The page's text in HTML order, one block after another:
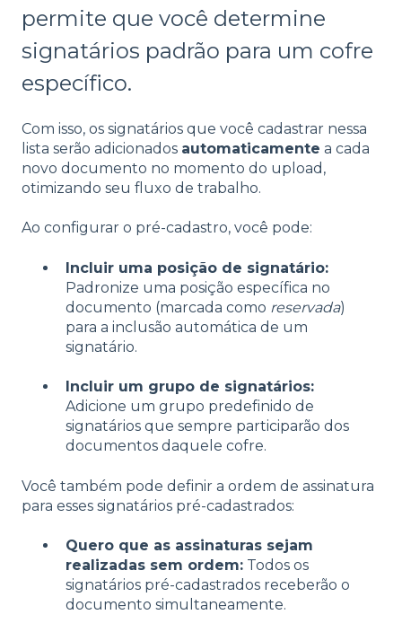
permite que você determine
signatários padrão para um cofre
específico.
Com isso, os signatários que você cadastrar nessa
lista serão adicionados automaticamente a cada
novo documento no momento do upload,
otimizando seu fluxo de trabalho.
Ao configurar o pré-cadastro, você pode:
Incluir uma posição de signatário:
Padronize uma posição específica no
documento (marcada como reservada)
para a inclusão automática de um
signatário.
Incluir um grupo de signatários:
Adicione um grupo predefinido de
signatários que sempre participarão dos
documentos daquele cofre.
Você também pode definir a ordem de assinatura
para esses signatários pré-cadastrados:
Quero que as assinaturas sejam
realizadas sem ordem: Todos os
signatários pré-cadastrados receberão o
documento simultaneamente.